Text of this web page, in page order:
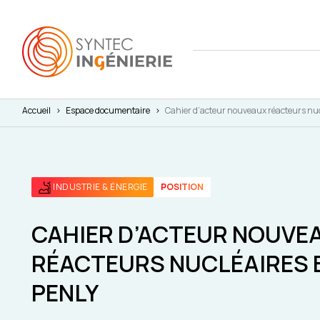
Nous
Nos
Social
Accueil > Espace documentaire > Cahier d’acteur nouveaux réacteurs
INDUSTRIE & ÉNERGIE POSITION
CAHIER D’ACTEUR
RÉACTEURS NUCLÉAIRES
PENLY